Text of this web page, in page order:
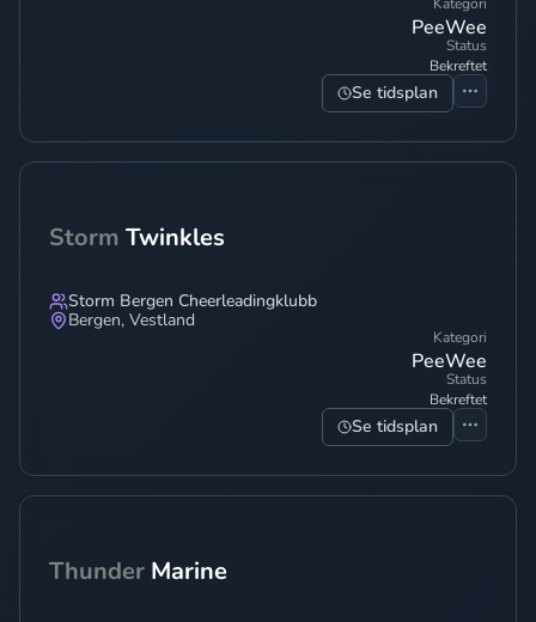
Kategori
PeeWee
Status
Bekreftet
Se tidsplan
Storm Twinkles
Storm Bergen Cheerleadingklubb
Bergen, Vestland
Kategori
PeeWee
Status
Bekreftet
Se tidsplan
Thunder Marine